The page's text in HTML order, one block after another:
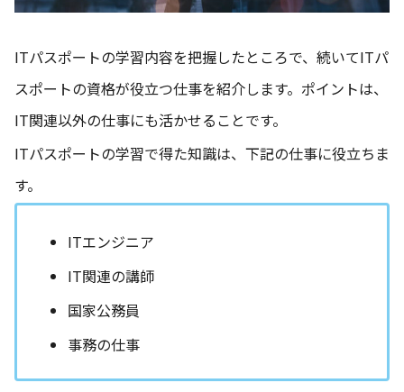
ITパスポートの学習内容を把握したところで、続いてITパ
スポートの資格が役立つ仕事を紹介します。ポイントは、
IT関連以外の仕事にも活かせることです。
ITパスポートの学習で得た知識は、下記の仕事に役立ちま
す。
ITエンジニア
IT関連の講師
国家公務員
事務の仕事